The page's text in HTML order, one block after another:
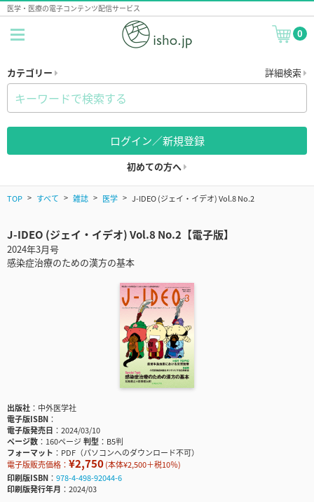
医学・医療の電子コンテンツ配信サービス
0
カテゴリー 詳細検索
ログイン／新規登録
初めての方へ
TOP すべて 雑誌 医学 J-IDEO (ジェイ・イデオ) Vol.8 No.2
J-IDEO (ジェイ・イデオ) Vol.8 No.2【電子版】
2024年3月号
感染症治療のための漢方の基本
出版社
中外医学社
電子版ISBN
電子版発売日
2024/03/10
ページ数
160ページ判型
B5判
フォーマット
PDF（パソコンへのダウンロード不可）
電子版販売価格： ¥2,750(本体¥2,500＋税10％)
印刷版ISBN
978-4-498-92044-6
印刷版発行年月
2024/03